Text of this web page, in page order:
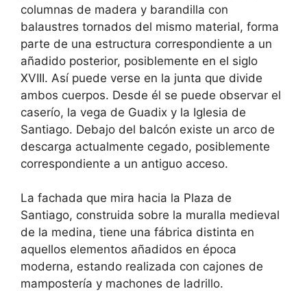
columnas de madera y barandilla con
balaustres tornados del mismo material, forma
parte de una estructura correspondiente a un
añadido posterior, posiblemente en el siglo
XVIII. Así puede verse en la junta que divide
ambos cuerpos. Desde él se puede observar el
caserío, la vega de Guadix y la Iglesia de
Santiago. Debajo del balcón existe un arco de
descarga actualmente cegado, posiblemente
correspondiente a un antiguo acceso.
La fachada que mira hacia la Plaza de
Santiago, construida sobre la muralla medieval
de la medina, tiene una fábrica distinta en
aquellos elementos añadidos en época
moderna, estando realizada con cajones de
mampostería y machones de ladrillo.